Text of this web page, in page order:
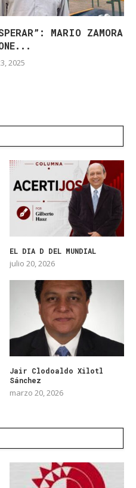
MARIO ZAMORA
2025
EL DIA D DEL MUNDIAL
julio 20, 2026
Jair Clodoaldo Xilotl
Sánchez
marzo 20, 2026